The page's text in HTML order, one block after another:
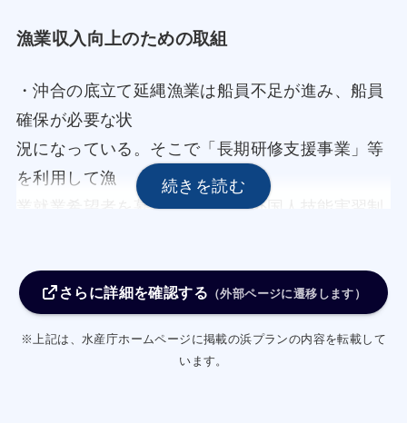
漁業収入向上のための取組
・沖合の底立て延縄漁業は船員不足が進み、船員
確保が必要な状
況になっている。そこで「長期研修支援事業」等
を利用して漁
業就業希望者を募集する他、「外国人技能実習制
進める。さらに詳細を確認する （外部ページに遷移します）
※上記は、水産庁ホームページに掲載の浜プランの内容を転載して
います。